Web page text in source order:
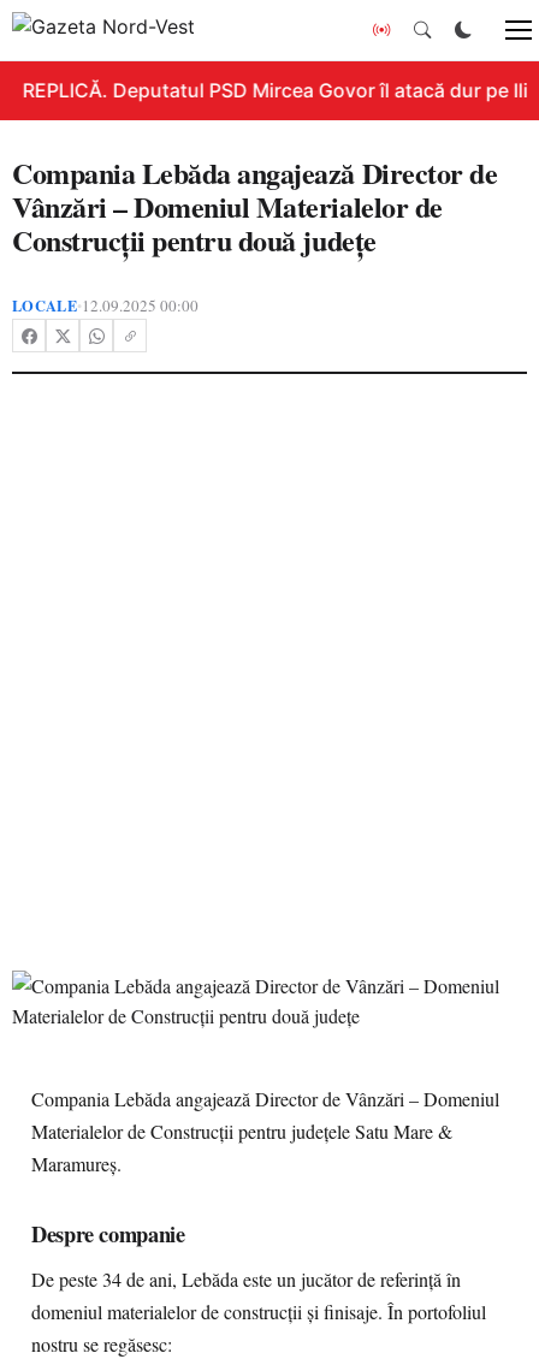
REPLICĂ. Deputatul PSD Mircea Govor îl atacă dur pe
Compania Lebăda angajează Director de
Vânzări – Domeniul Materialelor de
Construcții pentru două județe
LOCALE•12.09.2025 00:00
Compania Lebăda angajează Director de Vânzări – Domeniul
Materialelor de Construcții pentru județele Satu Mare &
Maramureș.
Despre companie
De peste 34 de ani, Lebăda este un jucător de referință în
domeniul materialelor de construcții și finisaje. În portofoliul
nostru se regăsesc: